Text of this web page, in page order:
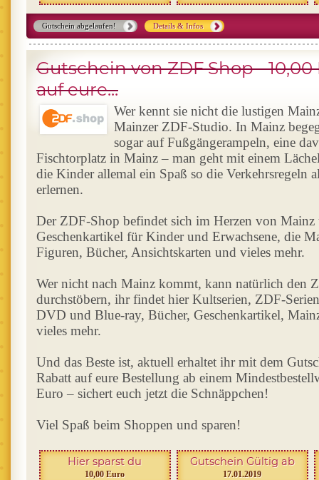
Gutschein abgelaufen! Details & Infos
Gutschein von ZDF Shop -
auf eure...
Wer kennt sie nicht die lustigen
Mainzer ZDF-Studio. In Mainz
sogar auf Fußgängerampeln, eine
Fischtorplatz in Mainz – man geht mit einem
die Kinder allemal ein Spaß so die Verkehrsregeln
erlernen.
Der ZDF-Shop befindet sich im Herzen von
Geschenkartikel für Kinder und Erwachsene, die
Figuren, Bücher, Ansichtskarten und vieles mehr.
Wer nicht nach Mainz kommt, kann natürlich den
durchstöbern, ihr findet hier Kultserien, ZDF-
DVD und Blue-ray, Bücher, Geschenkartikel,
vieles mehr.
Und das Beste ist, aktuell erhaltet ihr mit dem
Rabatt auf eure Bestellung ab einem
Euro – sichert euch jetzt die Schnäppchen!
Viel Spaß beim Shoppen und sparen!
Hier sparst du
10,00 Euro
Gutschein Gültig ab
17.01.2019